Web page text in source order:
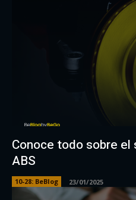
Conoce todo sobre
ABS
10-28: BeBlog 23/01/2025